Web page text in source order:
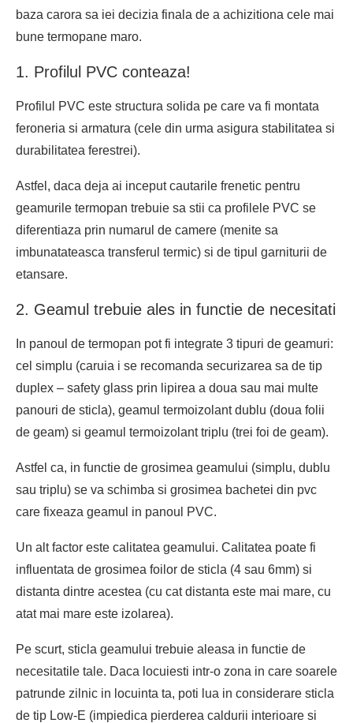
baza carora sa iei decizia finala de a achizitiona cele mai
bune termopane maro.
1. Profilul PVC conteaza!
Profilul PVC este structura solida pe care va fi montata
feroneria si armatura (cele din urma asigura stabilitatea si
durabilitatea ferestrei).
Astfel, daca deja ai inceput cautarile frenetic pentru
geamurile termopan trebuie sa stii ca profilele PVC se
diferentiaza prin numarul de camere (menite sa
imbunatateasca transferul termic) si de tipul garniturii de
etansare.
2. Geamul trebuie ales in functie de necesitati
In panoul de termopan pot fi integrate 3 tipuri de geamuri:
cel simplu (caruia i se recomanda securizarea sa de tip
duplex – safety glass prin lipirea a doua sau mai multe
panouri de sticla), geamul termoizolant dublu (doua folii
de geam) si geamul termoizolant triplu (trei foi de geam).
Astfel ca, in functie de grosimea geamului (simplu, dublu
sau triplu) se va schimba si grosimea bachetei din pvc
care fixeaza geamul in panoul PVC.
Un alt factor este calitatea geamului. Calitatea poate fi
influentata de grosimea foilor de sticla (4 sau 6mm) si
distanta dintre acestea (cu cat distanta este mai mare, cu
atat mai mare este izolarea).
Pe scurt, sticla geamului trebuie aleasa in functie de
necesitatile tale. Daca locuiesti intr-o zona in care soarele
patrunde zilnic in locuinta ta, poti lua in considerare sticla
de tip Low-E (impiedica pierderea caldurii interioare si